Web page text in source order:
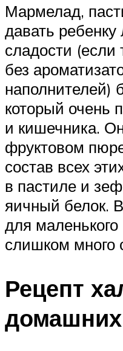
Мармелад,
давать ребенку
сладости (если
без
наполнителей)
который очень
и кишечника.
фруктовом
состав всех
в пастиле и
яичный белок.
для
слишком много
Рецепт